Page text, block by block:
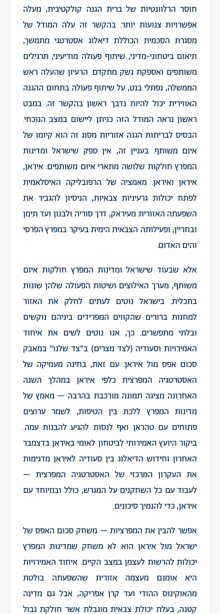
חוסר הרלוונטיות של ברית הגנה קולקטיבית, מעלה
אפשרויות צנועות יותר. בהקשר זה עלה המודל של
מסגרת הסכמית הכוללת דיאלוג אסטרטגי מתמשך,
תיאום ביטחוני-מדיני, שיתוף פעולה מודיעיני, תרגילים
משותפים ואספקת נשק מתקדם. הרעיון שהעלה ראש
הממשלה, נפתלי בנט, על שיתוף פעולה בתחום ההגנה
האווירית יכול להיות נדבך ראשון בהקשר זה. במבט
ראשון נראה המודל הזה כניתן ליישום במצב הנוכחי.
הבסיס לבריתות הגנה אזוריות מסוג זה הוא קיומו של
איום משותף. בעניין זה, אין ספק שישראל ומדינות
המפרץ חולקות שלושה מתארי איום משותפים: איראן,
איראן ואיראן. מאמציה של הרפובליקה האיסלאמית
לפתח יכולות גרעיניות צבאיות; הניסיון להגביר את
השפעתה האזורית מעיראק, דרך סוריה ולבנון ועד תימן
ובחריין; ופעילותה הצבאית הימית בעיקר במפרץ הפרסי
והים האדום.
אלא שבעוד שישראל ומדינות המפרץ חולקות איום
משותף, מערך האילוצים ושיטות הפעולה שלהן שונות
בתכלית. בישראל נוטים לעתים לחלק את האזור
למחנות ברורים שהקווים המפרידים ביניהם נוקשים
ובלתי מתפשרים. כך, אנו נוטים לשים את איחוד
האמירויות וסעודיה (לצד מצרים) ב"צד שלנו" במאבק
סכום אפס מול איראן. עם זאת, בחינה מעמיקה של
האסטרטגיה המפרצית כלפי איראן במהלך השנה
האחרונה מציגה תמונה מורכבת בהרבה – מאמץ של
מדינות המפרץ ללכת בין הטיפות, לשמר ערוצים
פתוחים עם טהראן ואף לנסות להגיע להבנות עמה.
ביקור היועץ האמירותי לביטחון לאומי באיראן בדצמבר
האחרון וחידוש הדיאלוג בין סעודיה לאיראן מדגימות
את העקרון המרכזי של האסטרטגיה המפרצית –
לעבוד עם כל השחקנים על המגרש, כולל ובמיוחד עם
איראן, כדי להנמיך סיכונים.
אפשר להבין את המפרציות – משחק סכום האפס של
ישראל מול איראן הוא לא משחק שמדינות המפרץ
יכולות להרשות לעצמן במצב הקיים. איחוד האמירויות
היא אומנם מעצמה אזורית שהשפעתה בולטת
מהאוקינוס ההודי ועד קרן אפריקה, אבל גם מדינה
קטנה, בעלת יכולת צבאית מוגבלת אשר חולקת גבול